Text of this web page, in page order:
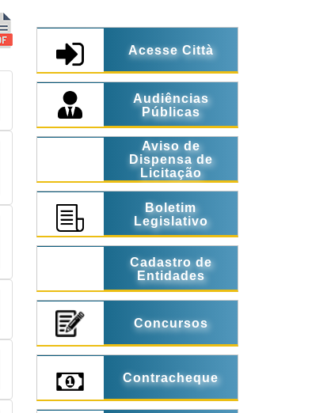
Acesse Città
Audiências
Públicas
Aviso de
Dispensa de
Licitação
Boletim
Legislativo
Cadastro de
Entidades
Concursos
Contracheque